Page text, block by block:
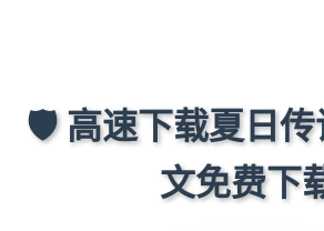
🛡️ 高速下载夏日传
文免费下